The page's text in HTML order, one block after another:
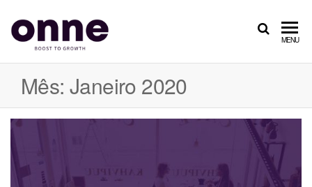
MENU
Mês: Janeiro 2020